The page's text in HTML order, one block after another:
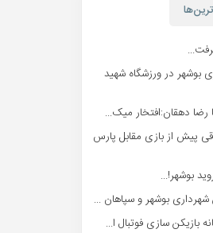
بوشهر در ورزشگاه شهید
رضا دهقان:افتخار میک...
پیش از بازی مقابل پارس
بوشهر!...
شهردارى بوشهر و سپاهان ...
بازیکن سازی فوتبال ا...